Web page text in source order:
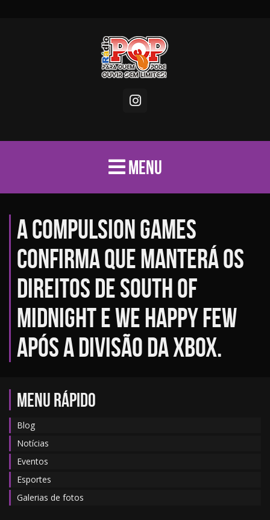
MENU
A Compulsion Games
confirma que manterá os
direitos de South of
Midnight e We Happy Few
após a divisão da Xbox.
MENU RÁPIDO
Blog
Notícias
Eventos
Esportes
Galerias de fotos